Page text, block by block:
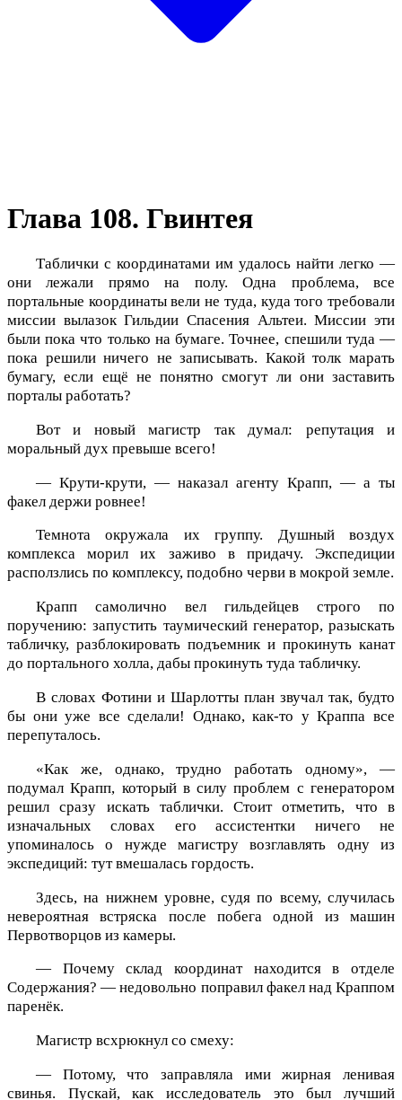
Глава 108. Гвинтея
Таблички с координатами им удалось найти легко —
они лежали прямо на полу. Одна проблема, все
портальные координаты вели не туда, куда того требовали
миссии вылазок Гильдии Спасения Альтеи. Миссии эти
были пока что только на бумаге. Точнее, спешили туда —
пока решили ничего не записывать. Какой толк марать
бумагу, если ещё не понятно смогут ли они заставить
порталы работать?
Вот и новый магистр так думал: репутация и
моральный дух превыше всего!
— Крути-крути, — наказал агенту Крапп, — а ты
факел держи ровнее!
Темнота окружала их группу. Душный воздух
комплекса морил их заживо в придачу. Экспедиции
расползлись по комплексу, подобно черви в мокрой земле.
Крапп самолично вел гильдейцев строго по
поручению: запустить таумический генератор, разыскать
табличку, разблокировать подъемник и прокинуть канат
до портального холла, дабы прокинуть туда табличку.
В словах Фотини и Шарлотты план звучал так, будто
бы они уже все сделали! Однако, как-то у Краппа все
перепуталось.
«Как же, однако, трудно работать одному», —
подумал Крапп, который в силу проблем с генератором
решил сразу искать таблички. Стоит отметить, что в
изначальных словах его ассистентки ничего не
упоминалось о нужде магистру возглавлять одну из
экспедиций: тут вмешалась гордость.
Здесь, на нижнем уровне, судя по всему, случилась
невероятная встряска после побега одной из машин
Первотворцов из камеры.
— Почему склад координат находится в отделе
Содержания? — недовольно поправил факел над Краппом
паренёк.
Магистр всхрюкнул со смеху:
— Потому, что заправляла ими жирная ленивая
свинья. Пускай, как исследователь это был лучший